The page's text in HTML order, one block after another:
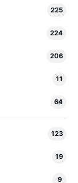
225
224
206
11
64
123
19
9